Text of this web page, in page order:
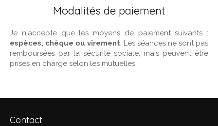
Modalités de paiement
Je n'accepte que les moyens de paiement suivants :
espèces, chèque ou virement. Les séances ne sont pas
remboursées par la sécurité sociale, mais peuvent être
prises en charge selon les mutuelles.
Contact